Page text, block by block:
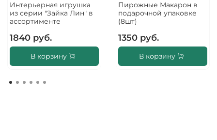
Интерьерная игрушка
из серии "Зайка Лин" в
ассортименте
1840 руб.
В корзину
Пирожные Макарон в
подарочной упаковке
(8шт)
1350 руб.
В корзину